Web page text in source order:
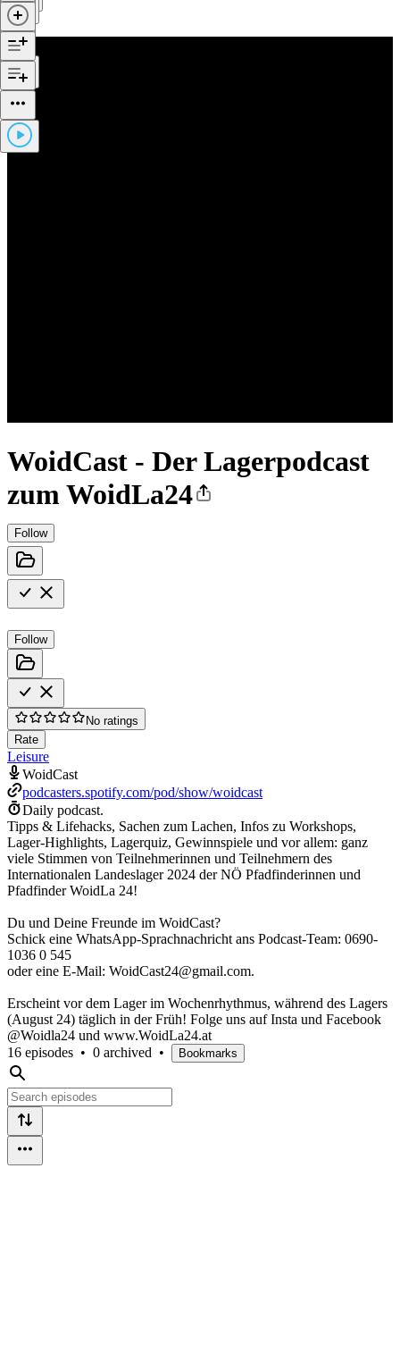
WoidCast - Der Lagerpodcast
zum WoidLa24
Follow
Follow
No ratings
Rate
Leisure
WoidCast
podcasters.spotify.com/pod/show/woidcast
Daily podcast.
Tipps & Lifehacks, Sachen zum Lachen, Infos zu Workshops,
Lager-Highlights, Lagerquiz, Gewinnspiele und vor allem: ganz
viele Stimmen von Teilnehmerinnen und Teilnehmern des
Internationalen Landeslager 2024 der NÖ Pfadfinderinnen und
Pfadfinder WoidLa 24!
Du und Deine Freunde im WoidCast?
Schick eine WhatsApp-Sprachnachricht ans Podcast-Team: 0690-
1036 0 545
oder eine E-Mail: WoidCast24@gmail.com.
Erscheint vor dem Lager im Wochenrhythmus, während des Lagers
(August 24) täglich in der Früh! Folge uns auf Insta und Facebook
@Woidla24 und www.WoidLa24.at
16 episodes • 0 archived • Bookmarks